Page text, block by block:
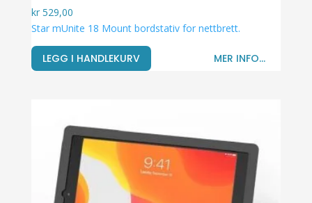
kr529,00
Star mUnite 18 Mount bordstativ for nettbrett.
LEGG I HANDLEKURV MER INFO...